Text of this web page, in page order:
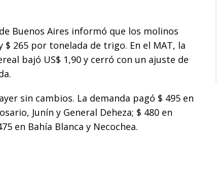
Buenos Aires informó que los molinos
$ 265 por tonelada de trigo. En el MAT, la
bajó US$ 1,90 y cerró con un ajuste de
sin cambios. La demanda pagó $ 495 en
Junín y General Deheza; $ 480 en
en Bahía Blanca y Necochea.